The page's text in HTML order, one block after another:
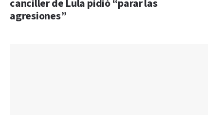
canciller de Lula pidió “parar las
agresiones”